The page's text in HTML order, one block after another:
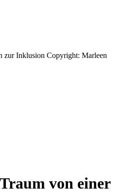
von einer